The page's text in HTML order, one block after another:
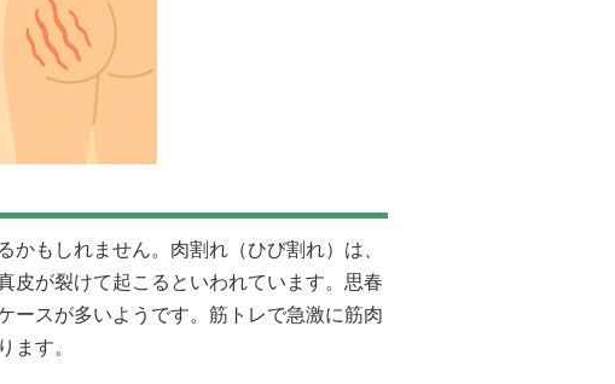
かもしれません。肉割れ（ひび割れ）は、
皮が裂けて起こるといわれています。思春
ースが多いようです。筋トレで急激に筋肉
ます。